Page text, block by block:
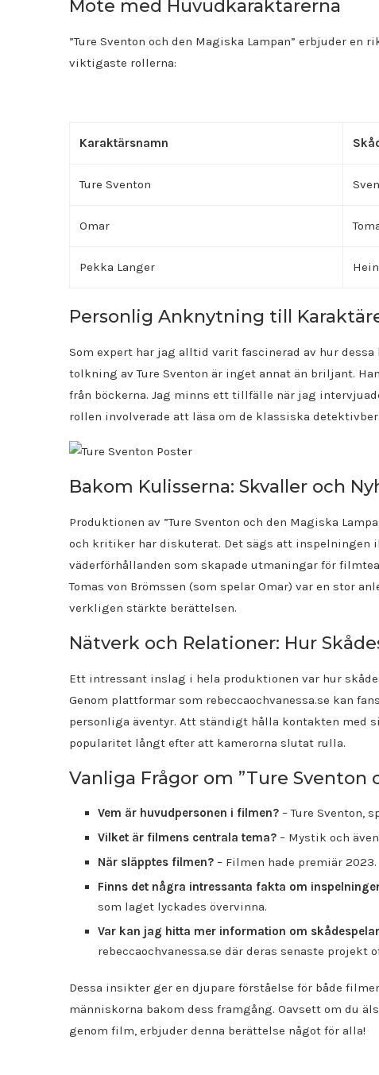
Möte med Huvudkaraktärerna
”Ture Sventon och den Magiska Lampan” erbjuder
viktigaste rollerna:
Karaktärsnamn
Ture Sventon
Omar
Pekka Langer
Personlig Anknytning till
Som expert har jag alltid varit fascinerad av hur
tolkning av Ture Sventon är inget annat än briljant.
från böckerna. Jag minns ett tillfälle när jag
rollen involverade att läsa om de klassiska
Bakom Kulisserna: Skvaller och
Produktionen av ”Ture Sventon och den Magiska
och kritiker har diskuterat. Det sägs att inspelningen
väderförhållanden som skapade utmaningar för
Tomas von Brömssen (som spelar Omar) var en stor
verkligen stärkte berättelsen.
Nätverk och Relationer: Hur
Ett intressant inslag i hela produktionen var hur
Genom plattformar som rebeccaochvanessa.se kan
personliga äventyr. Att ständigt hålla kontakten med
popularitet långt efter att kamerorna slutat rulla.
Vanliga Frågor om ”Ture Sventon
Vem är huvudpersonen i filmen? – Ture Sventon,
Vilket är filmens centrala tema? – Mystik och
När släpptes filmen? – Filmen hade premiär 2023.
Finns det några intressanta fakta om
som laget lyckades övervinna.
Var kan jag hitta mer information om
rebeccaochvanessa.se där deras senaste projekt
Dessa insikter ger en djupare förståelse för både
människorna bakom dess framgång. Oavsett om du
genom film, erbjuder denna berättelse något för alla!